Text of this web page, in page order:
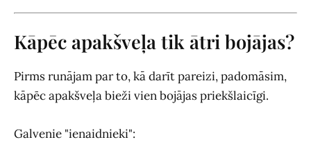
Kāpēc apakšveļa tik ātri bojājas?
Pirms runājam par to, kā darīt pareizi, padomāsim,
kāpēc apakšveļa bieži vien bojājas priekšlaicīgi.
Galvenie "ienaidnieki":